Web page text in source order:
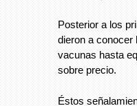
Posterior a los
dieron a conocer
vacunas hasta
sobre precio.
Éstos